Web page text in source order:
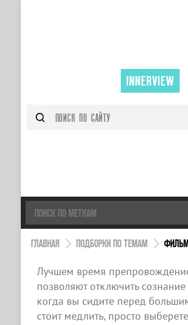
INNERVIEW
ГЛАВНАЯ ПОДБОРКИ ПО ТЕМАМ
Лучшем время
позволяют отключить
когда вы сидите перед
стоит медлить, просто